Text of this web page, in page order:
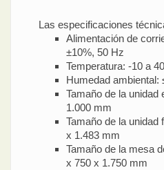
Las especificaciones
Alimentación de
±10%, 50 Hz
Temperatura: -10 a
Humedad ambiental:
Tamaño de la unidad
1.000 mm
Tamaño de la unidad
x 1.483 mm
Tamaño de la mesa
x 750 x 1.750 mm